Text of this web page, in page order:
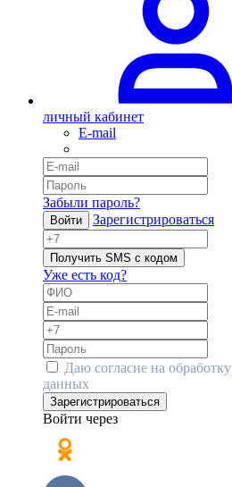
личный кабинет
E-mail
Забыли пароль?
Войти Зарегистрироваться
Получить SMS с кодом
Уже есть код?
Даю согласие на обработку
данных
Зарегистрироваться
Войти через